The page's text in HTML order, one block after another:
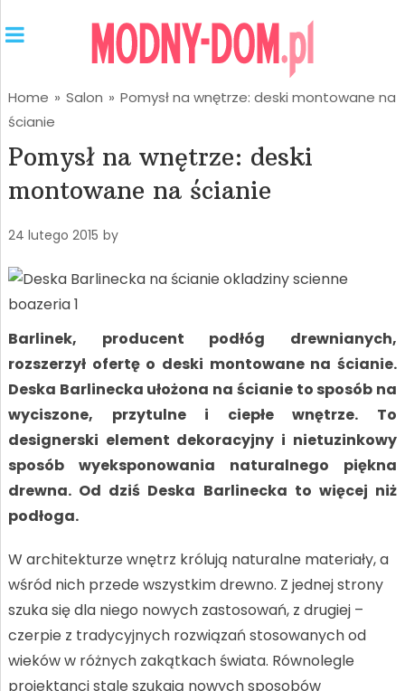
Home » Salon » Pomysł na wnętrze: deski montowane na
ścianie
Pomysł na wnętrze: deski
montowane na ścianie
24 lutego 2015 by
Barlinek, producent podłóg drewnianych,
rozszerzył ofertę o deski montowane na ścianie.
Deska Barlinecka ułożona na ścianie to sposób na
wyciszone, przytulne i ciepłe wnętrze. To
designerski element dekoracyjny i nietuzinkowy
sposób wyeksponowania naturalnego piękna
drewna. Od dziś Deska Barlinecka to więcej niż
podłoga.
W architekturze wnętrz królują naturalne materiały, a
wśród nich przede wszystkim drewno. Z jednej strony
szuka się dla niego nowych zastosowań, z drugiej –
czerpie z tradycyjnych rozwiązań stosowanych od
wieków w różnych zakątkach świata. Równolegle
projektanci stale szukają nowych sposobów